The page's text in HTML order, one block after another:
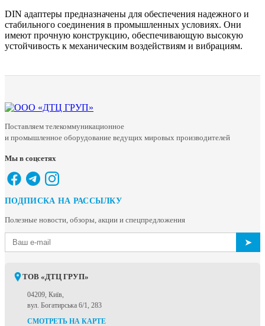
DIN адаптеры предназначены для обеспечения надежного и
стабильного соединения в промышленных условиях. Они
имеют прочную конструкцию, обеспечивающую высокую
устойчивость к механическим воздействиям и вибрациям.
Поставляем телекоммуникационное
и промышленное оборудование ведущих мировых производителей
Мы в соцсетях
ПОДПИСКА НА РАССЫЛКУ
Полезные новости, обзоры, акции и спецпредложения
➤
ТОВ «ДТЦ ГРУП»
04209, Київ,
вул. Богатирська 6/1, 283
СМОТРЕТЬ НА КАРТЕ